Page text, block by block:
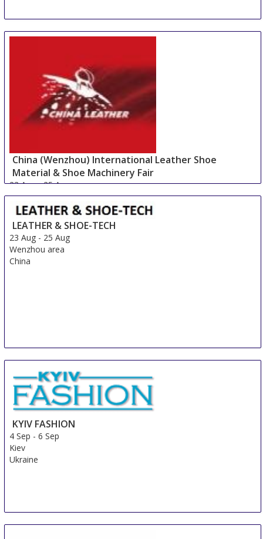
China (Wenzhou) International Leather Shoe
Material & Shoe Machinery Fair
23 Aug-25 Aug
Wenzhou area
China
LEATHER & SHOE-TECH
23 Aug - 25 Aug
Wenzhou area
China
KYIV FASHION
4 Sep -6 Sep
Kiev
Ukraine